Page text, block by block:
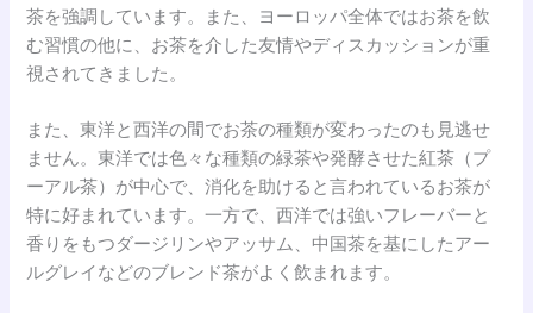
茶を強調しています。また、ヨーロッパ全体ではお茶を飲
む習慣の他に、お茶を介した友情やディスカッションが重
視されてきました。
また、東洋と西洋の間でお茶の種類が変わったのも見逃せ
ません。東洋では色々な種類の緑茶や発酵させた紅茶（プ
ーアル茶）が中心で、消化を助けると言われているお茶が
特に好まれています。一方で、西洋では強いフレーバーと
香りをもつダージリンやアッサム、中国茶を基にしたアー
ルグレイなどのブレンド茶がよく飲まれます。